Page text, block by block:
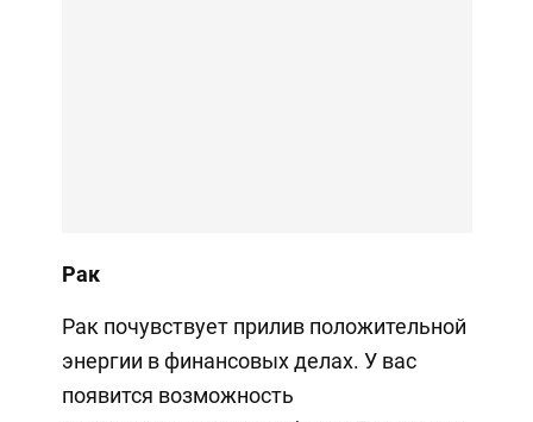
Рак
Рак почувствует прилив положительной
энергии в финансовых делах. У вас
появится возможность